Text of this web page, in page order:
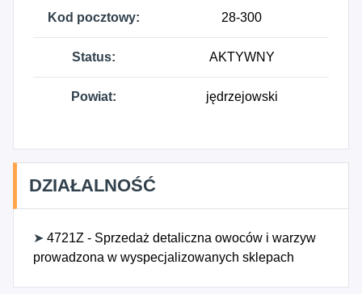
Kod pocztowy: 28-300
Status: AKTYWNY
Powiat: jędrzejowski
DZIAŁALNOŚĆ
➤ 4721Z - Sprzedaż detaliczna owoców i warzyw
prowadzona w wyspecjalizowanych sklepach